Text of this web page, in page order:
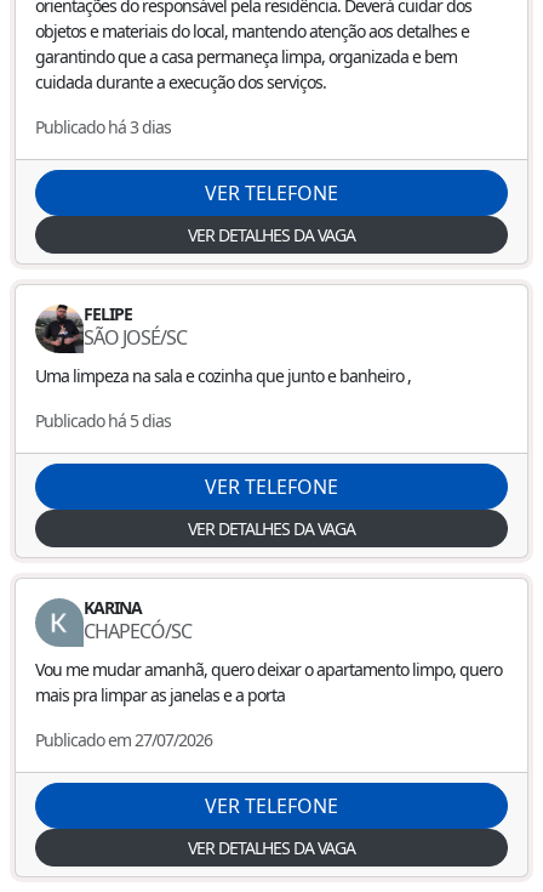
orientações do responsável pela residência. Deverá cuidar dos
objetos e materiais do local, mantendo atenção aos detalhes e
garantindo que a casa permaneça limpa, organizada e bem
cuidada durante a execução dos serviços.
Publicado há 3 dias
VER TELEFONE
VER DETALHES DA VAGA
FELIPE
SÃO JOSÉ/SC
Uma limpeza na sala e cozinha que junto e banheiro ,
Publicado há 5 dias
VER TELEFONE
VER DETALHES DA VAGA
KARINA
CHAPECÓ/SC
Vou me mudar amanhã, quero deixar o apartamento limpo, quero
mais pra limpar as janelas e a porta
Publicado em 27/07/2026
VER TELEFONE
VER DETALHES DA VAGA